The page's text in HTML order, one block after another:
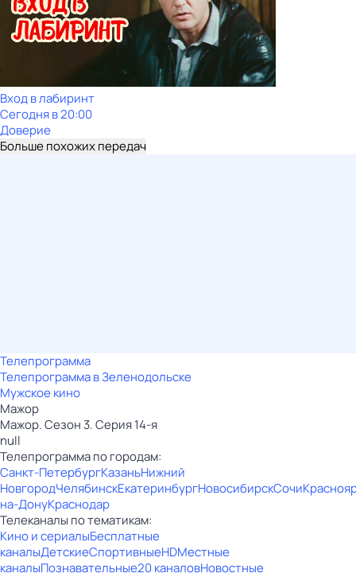
Вход в лабиринт
Сегодня в 20:00
Доверие
Больше похожих передач
Телепрограмма
Телепрограмма в Зеленодольске
Мужское кино
Мажор
Мажор. Сезон 3. Серия 14-я
null
Телепрограмма по городам:
Санкт-ПетербургКазаньНижний
НовгородЧелябинскЕкатеринбургНовосибирскСочи
на-ДонуКраснодар
Телеканалы по тематикам:
Кино и сериалыБесплатные
каналыДетскиеСпортивныеHDМестные
каналыПознавательные20 каналовНовостные